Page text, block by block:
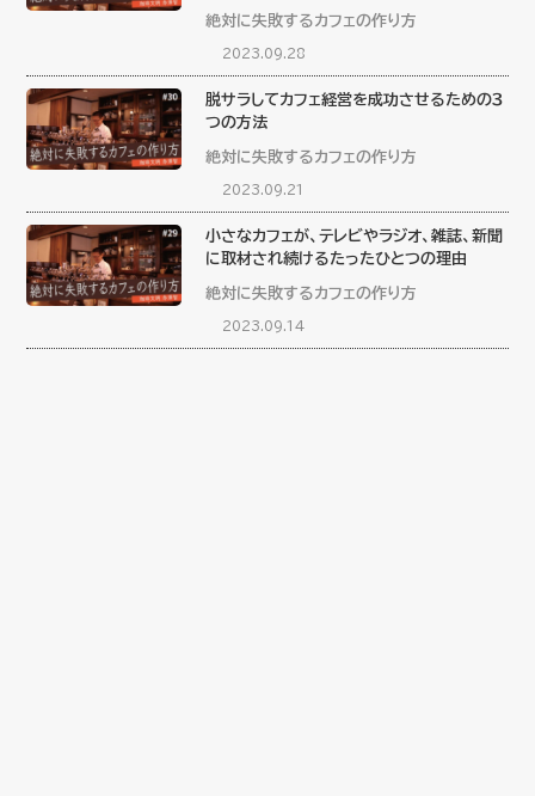
絶対に失敗するカフェの作り方
2023.09.28
脱サラしてカフェ経営を成功させるための３
つの方法
絶対に失敗するカフェの作り方
2023.09.21
小さなカフェが、テレビやラジオ、雑誌、新聞
に取材され続けるたったひとつの理由
絶対に失敗するカフェの作り方
2023.09.14